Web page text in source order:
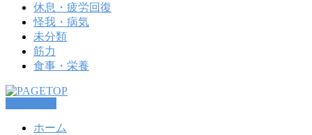
休息・疲労回復
怪我・病気
未分類
筋力
食事・栄養
ホーム